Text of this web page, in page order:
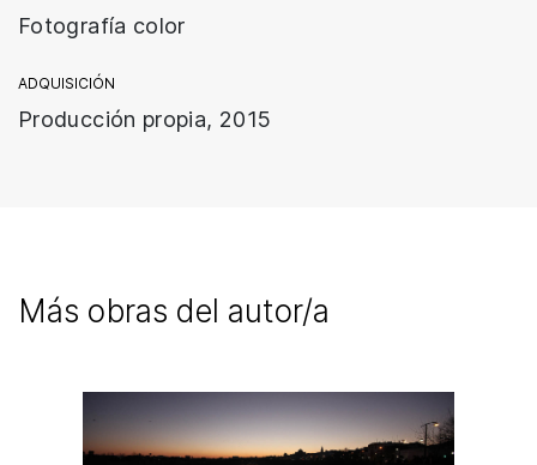
Fotografía color
ADQUISICIÓN
Producción propia, 2015
Más obras del autor/a